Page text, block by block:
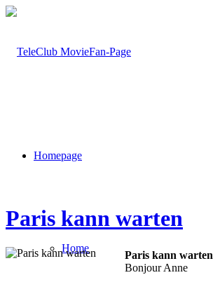
Homepage
Home
Paris kann warten
Paris kann warten
Bonjour Anne